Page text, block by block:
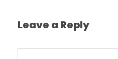
Leave a Reply